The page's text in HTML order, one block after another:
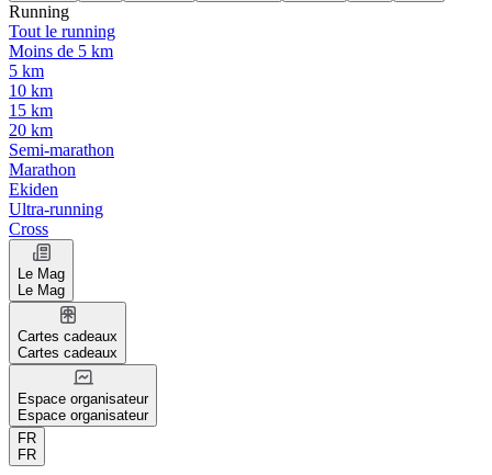
Running
Tout le running
Moins de 5 km
5 km
10 km
15 km
20 km
Semi-marathon
Marathon
Ekiden
Ultra-running
Cross
Le Mag
Le Mag
Cartes cadeaux
Cartes cadeaux
Espace organisateur
Espace organisateur
FR
FR